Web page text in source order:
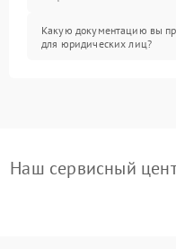
Какую документацию вы
для юридических лиц?
Наш сервисный